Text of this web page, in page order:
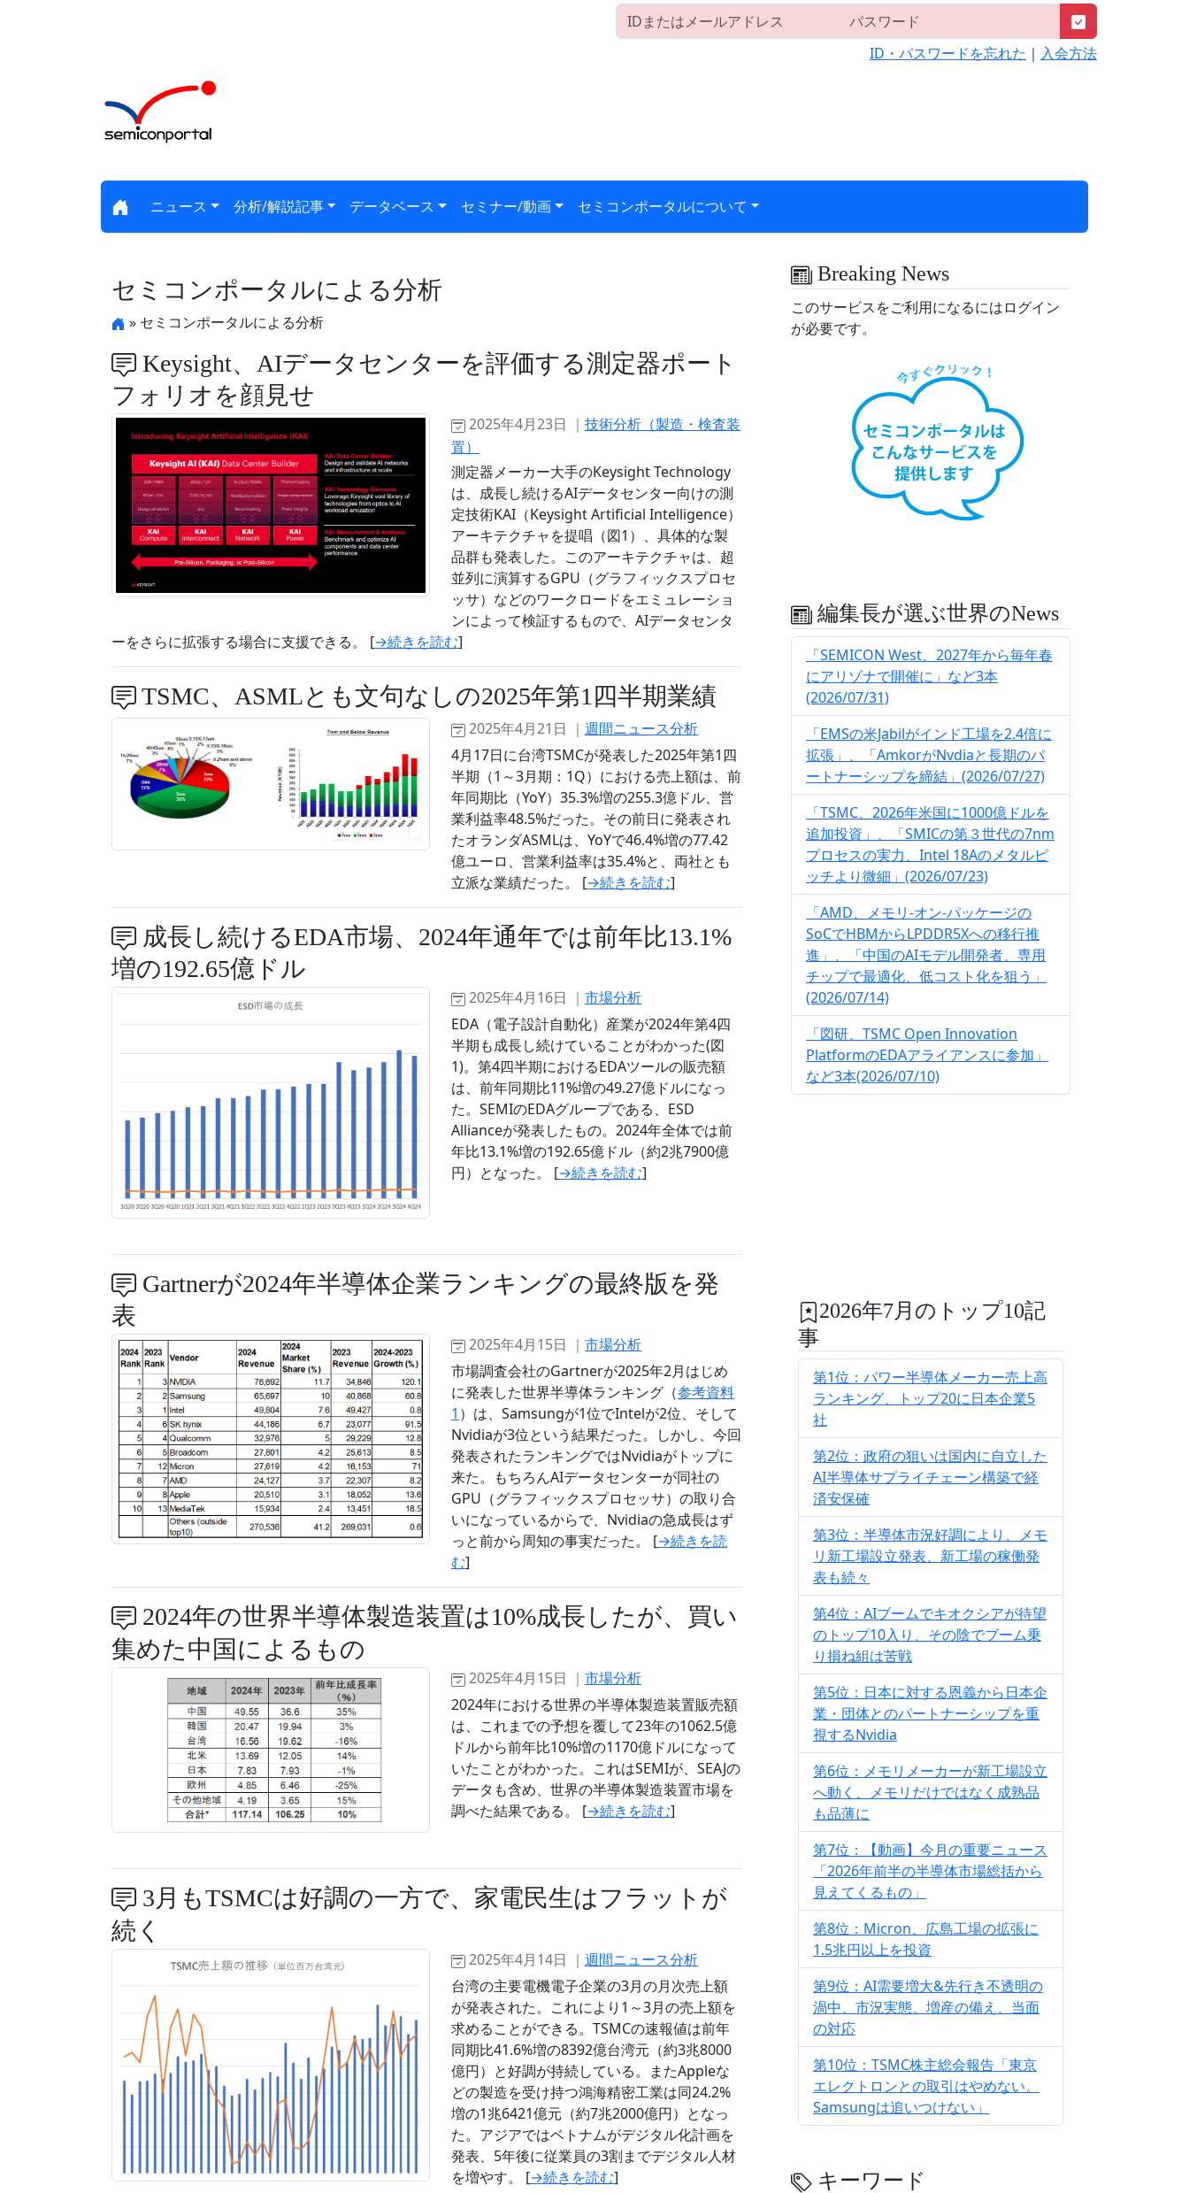
ID・パスワードを忘れた ｜ 入会方法
ニュース 分析/解説記事 データベース セミナー/動画 セミコンポータルについて
セミコンポータルによる分析
» セミコンポータルによる分析
Keysight、AIデータセンターを評価する測定器ポート
フォリオを顔見せ
2025年4月23日 ｜ 技術分析（製造・検査装
置）
測定器メーカー大手のKeysight Technology
は、成長し続けるAIデータセンター向けの測
定技術KAI（Keysight Artificial Intelligence）
アーキテクチャを提唱（図1）、具体的な製
品群も発表した。このアーキテクチャは、超
並列に演算するGPU（グラフィックスプロセ
ッサ）などのワークロードをエミュレーショ
ンによって検証するもので、AIデータセンタ
ーをさらに拡張する場合に支援できる。 [→続きを読む]
TSMC、ASMLとも文句なしの2025年第1四半期業績
2025年4月21日 ｜ 週間ニュース分析
4月17日に台湾TSMCが発表した2025年第1四
半期（1～3月期：1Q）における売上額は、前
年同期比（YoY）35.3%増の255.3億ドル、営
業利益率48.5%だった。その前日に発表され
たオランダASMLは、YoYで46.4%増の77.42
億ユーロ、営業利益率は35.4%と、両社とも
立派な業績だった。 [→続きを読む]
成長し続けるEDA市場、2024年通年では前年比13.1%
増の192.65億ドル
2025年4月16日 ｜ 市場分析
EDA（電子設計自動化）産業が2024年第4四
半期も成長し続けていることがわかった(図
1)。第4四半期におけるEDAツールの販売額
は、前年同期比11%増の49.27億ドルになっ
た。SEMIのEDAグループである、ESD
Allianceが発表したもの。2024年全体では前
年比13.1%増の192.65億ドル（約2兆7900億
円）となった。 [→続きを読む]
Gartnerが2024年半導体企業ランキングの最終版を発
表
2025年4月15日 ｜ 市場分析
市場調査会社のGartnerが2025年2月はじめ
に発表した世界半導体ランキング（参考資料
1 ）は、Samsungが1位でIntelが2位、そして
Nvidiaが3位という結果だった。しかし、今回
発表されたランキングではNvidiaがトップに
来た。もちろんAIデータセンターが同社の
GPU（グラフィックスプロセッサ）の取り合
いになっているからで、Nvidiaの急成長はず
っと前から周知の事実だった。 [→続きを読
む]
2024年の世界半導体製造装置は10%成長したが、買い
集めた中国によるもの
2025年4月15日 ｜ 市場分析
2024年における世界の半導体製造装置販売額
は、これまでの予想を覆して23年の1062.5億
ドルから前年比10%増の1170億ドルになって
いたことがわかった。これはSEMIが、SEAJの
データも含め、世界の半導体製造装置市場を
調べた結果である。 [→続きを読む]
3月もTSMCは好調の一方で、家電民生はフラットが
続く
2025年4月14日 ｜ 週間ニュース分析
台湾の主要電機電子企業の3月の月次売上額
が発表された。これにより1～3月の売上額を
求めることができる。TSMCの速報値は前年
同期比41.6%増の8392億台湾元（約3兆8000
億円）と好調が持続している。またAppleな
どの製造を受け持つ鴻海精密工業は同24.2%
増の1兆6421億元（約7兆2000億円）となっ
た。アジアではベトナムがデジタル化計画を
発表、5年後に従業員の3割までデジタル人材
を増やす。 [→続きを読む]
Breaking News
このサービスをご利用になるにはログイン
が必要です。
編集長が選ぶ世界のNews
「SEMICON West、2027年から毎年春
にアリゾナで開催に」など3本
(2026/07/31)
「EMSの米Jabilがインド工場を2.4倍に
拡張」、「AmkorがNvdiaと長期のパ
ートナーシップを締結」(2026/07/27)
「TSMC、2026年米国に1000億ドルを
追加投資」、「SMICの第３世代の7nm
プロセスの実力、Intel 18Aのメタルピ
ッチより微細」(2026/07/23)
「AMD、メモリ-オン-パッケージの
SoCでHBMからLPDDR5Xへの移行推
進」、「中国のAIモデル開発者、専用
チップで最適化、低コスト化を狙う」
(2026/07/14)
「図研、TSMC Open Innovation
PlatformのEDAアライアンスに参加」
など3本(2026/07/10)
2026年7月のトップ10記
事
第1位：パワー半導体メーカー売上高
ランキング、トップ20に日本企業5
社
第2位：政府の狙いは国内に自立した
AI半導体サプライチェーン構築で経
済安保確
第3位：半導体市況好調により、メモ
リ新工場設立発表、新工場の稼働発
表も続々
第4位：AIブームでキオクシアが待望
のトップ10入り、その陰でブーム乗
り損ね組は苦戦
第5位：日本に対する恩義から日本企
業・団体とのパートナーシップを重
視するNvidia
第6位：メモリメーカーが新工場設立
へ動く、メモリだけではなく成熟品
も品薄に
第7位：【動画】今月の重要ニュース
「2026年前半の半導体市場総括から
見えてくるもの」
第8位：Micron、広島工場の拡張に
1.5兆円以上を投資
第9位：AI需要増大&先行き不透明の
渦中、市況実態、増産の備え、当面
の対応
第10位：TSMC株主総会報告「東京
エレクトロンとの取引はやめない。
Samsungは追いつけない」
キーワード